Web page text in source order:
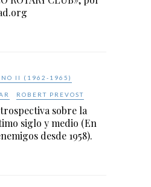
II (1962-1965)
ROBERT PREVOST
sobre la
siglo y medio (En
desde 1958).